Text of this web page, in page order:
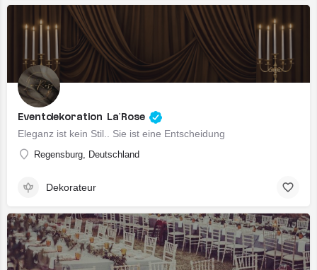
Eventdekoration La’Rose
Eleganz ist kein Stil.. Sie ist eine Entscheidung
Regensburg, Deutschland
Dekorateur